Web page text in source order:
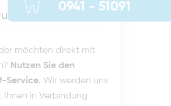
Service
möchten direkt mit
Nutzen Sie den
Service. Wir werden uns
in Verbindung
0941 - 51091